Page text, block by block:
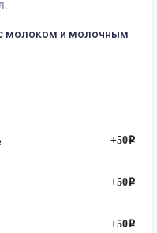
молоком и молочным
+50i
+50i
+50i